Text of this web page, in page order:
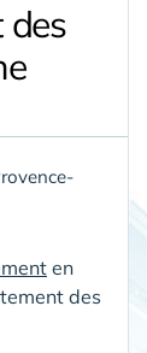
des
en
des